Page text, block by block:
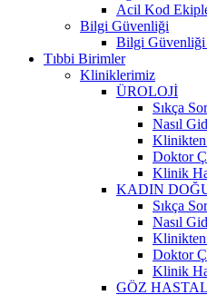
Acil Kod
Bilgi Güvenliği
Bilgi Güvenliği
Tıbbi Birimler
Kliniklerimiz
ÜROLOJİ
Sıkça
Nasıl
Doktor
Klinik
KADIN
Sıkça
Nasıl
Doktor
Klinik
GÖZ